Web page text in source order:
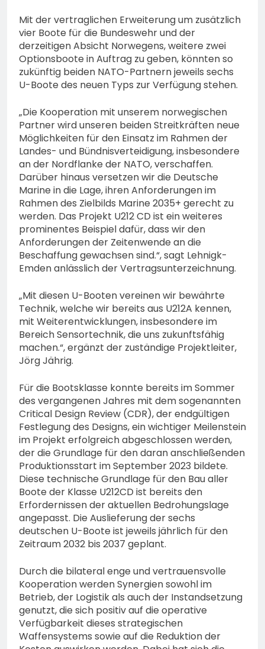
Mit der vertraglichen Erweiterung um zusätzlich
vier Boote für die Bundeswehr und der
derzeitigen Absicht Norwegens, weitere zwei
Optionsboote in Auftrag zu geben, könnten so
zukünftig beiden NATO-Partnern jeweils sechs
U-Boote des neuen Typs zur Verfügung stehen.
„Die Kooperation mit unserem norwegischen
Partner wird unseren beiden Streitkräften neue
Möglichkeiten für den Einsatz im Rahmen der
Landes- und Bündnisverteidigung, insbesondere
an der Nordflanke der NATO, verschaffen.
Darüber hinaus versetzen wir die Deutsche
Marine in die Lage, ihren Anforderungen im
Rahmen des Zielbilds Marine 2035+ gerecht zu
werden. Das Projekt U212 CD ist ein weiteres
prominentes Beispiel dafür, dass wir den
Anforderungen der Zeitenwende an die
Beschaffung gewachsen sind.“, sagt Lehnigk-
Emden anlässlich der Vertragsunterzeichnung.
„Mit diesen U-Booten vereinen wir bewährte
Technik, welche wir bereits aus U212A kennen,
mit Weiterentwicklungen, insbesondere im
Bereich Sensortechnik, die uns zukunftsfähig
machen.“, ergänzt der zuständige Projektleiter,
Jörg Jährig.
Für die Bootsklasse konnte bereits im Sommer
des vergangenen Jahres mit dem sogenannten
Critical Design Review (CDR), der endgültigen
Festlegung des Designs, ein wichtiger Meilenstein
im Projekt erfolgreich abgeschlossen werden,
der die Grundlage für den daran anschließenden
Produktionsstart im September 2023 bildete.
Diese technische Grundlage für den Bau aller
Boote der Klasse U212CD ist bereits den
Erfordernissen der aktuellen Bedrohungslage
angepasst. Die Auslieferung der sechs
deutschen U-Boote ist jeweils jährlich für den
Zeitraum 2032 bis 2037 geplant.
Durch die bilateral enge und vertrauensvolle
Kooperation werden Synergien sowohl im
Betrieb, der Logistik als auch der Instandsetzung
genutzt, die sich positiv auf die operative
Verfügbarkeit dieses strategischen
Waffensystems sowie auf die Reduktion der